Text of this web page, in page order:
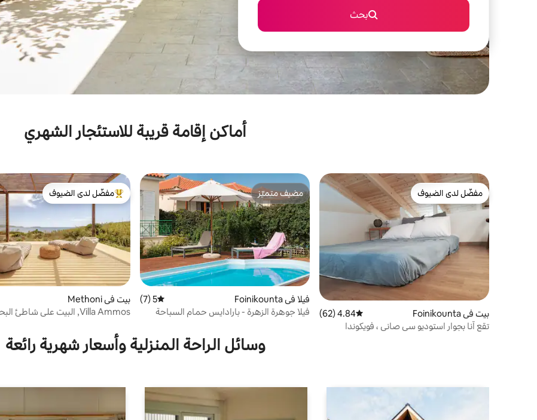
بحث
أماكن إقامة قريبة للاستئجار الشهري
مفضّل لدى الضيوف
مفضّل لدى الضيوف
بيت في Foinikounta متوسط التقييم 4.84 من 5، 62 مراجعات
4.84 (62)
تقع آنا بجوار استوديو سي صاني ، فويكوندا
مضيف متميّز
مضيف متميّز
فيلا في Foinikounta متوسط التقييم 5 من 5، 7 مراجعات
5 (7)
فيلا جوهرة الزهرة - بارادايس حمام السباحة
من أبرز البيوت المفضّلة لدى الضيوف
مفضّل لدى الضيوف
بيت في Methoni
Villa Ammos, البيت على شاطئ البحر
وسائل الراحة المنزلية وأسعار شهرية رائعة